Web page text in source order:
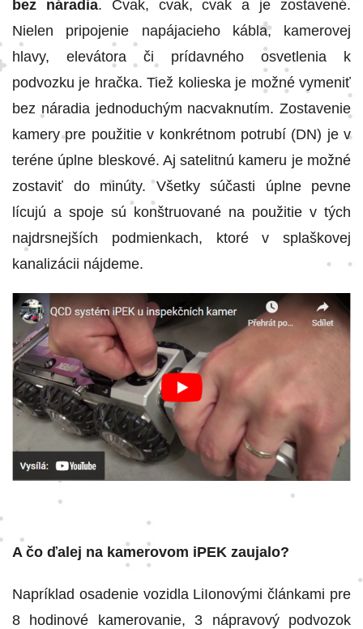
bez náradia. Cvak, cvak, cvak a je zostavené.
Nielen pripojenie napájacieho kábla, kamerovej
hlavy, elevátora či prídavného osvetlenia k
podvozku je hračka. Tiež kolieska je možné vymeniť
bez náradia jednoduchým nacvaknutím. Zostavenie
kamery pre použitie v konkrétnom potrubí (DN) je v
teréne úplne bleskové. Aj satelitnú kameru je možné
zostaviť do minúty. Všetky súčasti úplne pevne
lícujú a spoje sú konštruované na použitie v tých
najdrsnejších podmienkach, ktoré v splaškovej
kanalizácii nájdeme.
A čo ďalej na kamerovom iPEK zaujalo?
Napríklad osadenie vozidla LiIonovými článkami pre
8 hodinové kamerovanie, 3 nápravový podvozok